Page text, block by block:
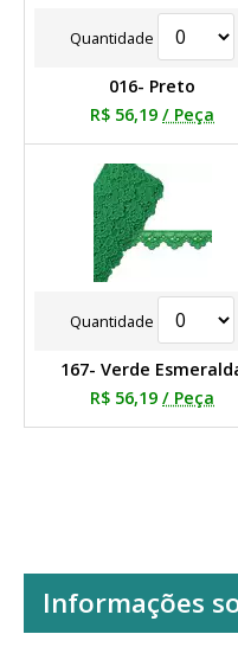
Quantidade
016- Preto
R$ 56,19 / Peça
Quantidade
167- Verde
R$ 56,19 / Peça
Informações